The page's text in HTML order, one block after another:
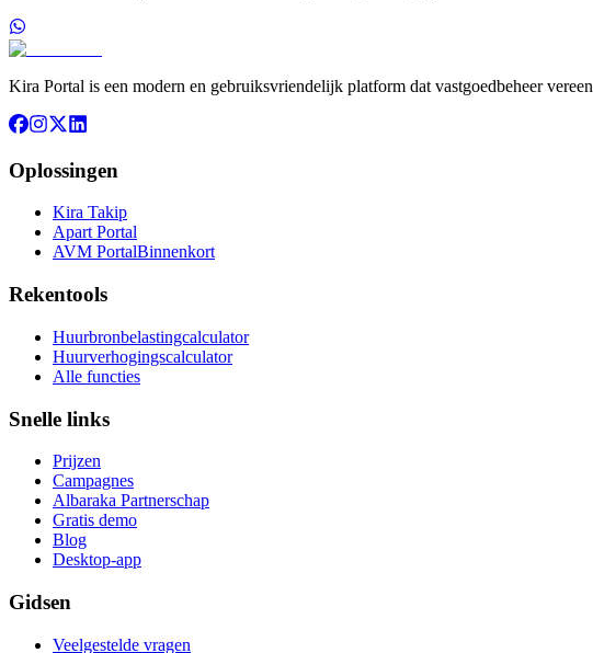
Kira Portal is een modern en gebruiksvriendelijk platform dat vastgoedbeheer
Oplossingen
Kira Takip
Apart Portal
AVM PortalBinnenkort
Rekentools
Huurbronbelastingcalculator
Huurverhogingscalculator
Alle functies
Snelle links
Prijzen
Campagnes
Albaraka Partnerschap
Gratis demo
Blog
Desktop-app
Gidsen
Veelgestelde vragen